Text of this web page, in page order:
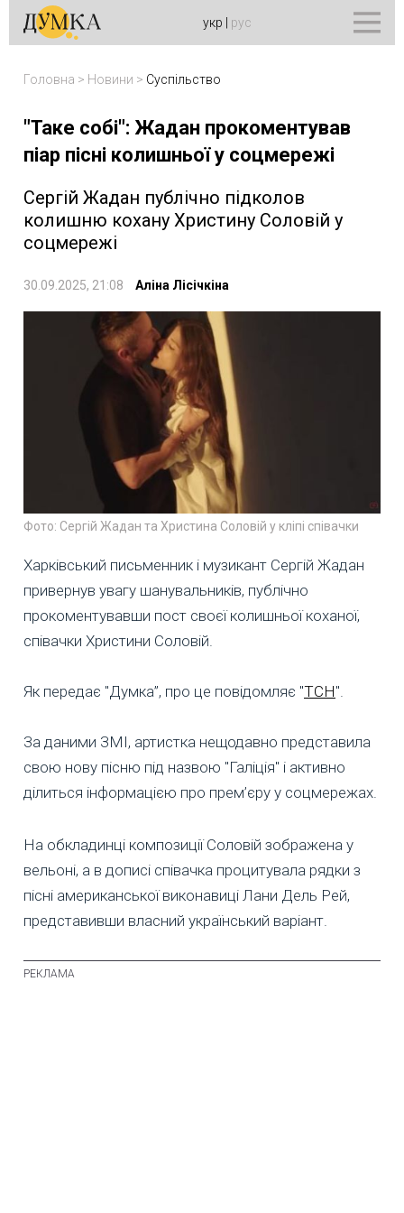
укр рус
Головна > Новини > Суспільство
"Таке собі": Жадан прокоментував
піар пісні колишньої у соцмережі
Сергій Жадан публічно підколов
колишню кохану Христину Соловій у
соцмережі
30.09.2025, 21:08 Аліна Лісічкіна
Фото: Сергій Жадан та Христина Соловій у кліпі співачки
Харківський письменник і музикант Сергій Жадан
привернув увагу шанувальників, публічно
прокоментувавши пост своєї колишньої коханої,
співачки Христини Соловій.
Як передає "Думка”, про це повідомляє "ТСН".
За даними ЗМІ, артистка нещодавно представила
свою нову пісню під назвою "Галіція" і активно
ділиться інформацією про прем’єру у соцмережах.
На обкладинці композиції Соловій зображена у
вельоні, а в дописі співачка процитувала рядки з
пісні американської виконавиці Лани Дель Рей,
представивши власний український варіант.